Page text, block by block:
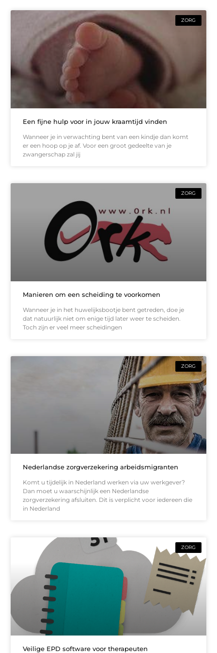
ZORG
Een fijne hulp voor in jouw kraamtijd vinden
Wanneer je in verwachting bent van een kindje dan komt
er een hoop op je af. Voor een groot gedeelte van je
zwangerschap zal jij
ZORG
Manieren om een scheiding te voorkomen
Wanneer je in het huwelijksbootje bent getreden, doe je
dat natuurlijk niet om enige tijd later weer te scheiden.
Toch zijn er veel meer scheidingen
ZORG
Nederlandse zorgverzekering arbeidsmigranten
Komt u tijdelijk in Nederland werken via uw werkgever?
Dan moet u waarschijnlijk een Nederlandse
zorgverzekering afsluiten. Dit is verplicht voor iedereen die
in Nederland
ZORG
Veilige EPD software voor therapeuten